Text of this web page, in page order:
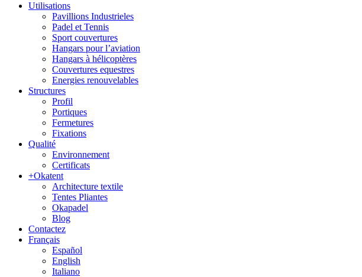
Utilisations
Pavillions Industrieles
Padel et Tennis
Sport couvertures
Hangars pour l’aviation
Hangars à hélicoptères
Couvertures equestres
Energies renouvelables
Structures
Profil
Portiques
Fermetures
Fixations
Qualité
Environnement
Certificats
+Okatent
Architecture textile
Tentes Pliantes
Okapadel
Blog
Contactez
Français
Español
English
Italiano